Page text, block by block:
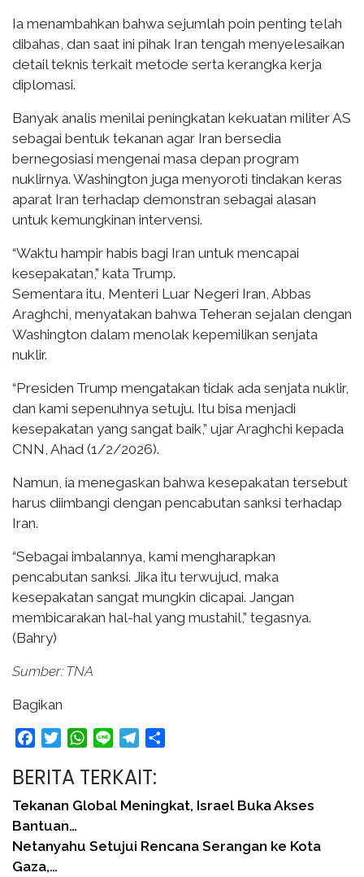
Ia menambahkan bahwa sejumlah poin penting telah
dibahas, dan saat ini pihak Iran tengah menyelesaikan
detail teknis terkait metode serta kerangka kerja
diplomasi.
Banyak analis menilai peningkatan kekuatan militer AS
sebagai bentuk tekanan agar Iran bersedia
bernegosiasi mengenai masa depan program
nuklirnya. Washington juga menyoroti tindakan keras
aparat Iran terhadap demonstran sebagai alasan
untuk kemungkinan intervensi.
“Waktu hampir habis bagi Iran untuk mencapai
kesepakatan,” kata Trump.
Sementara itu, Menteri Luar Negeri Iran, Abbas
Araghchi, menyatakan bahwa Teheran sejalan dengan
Washington dalam menolak kepemilikan senjata
nuklir.
“Presiden Trump mengatakan tidak ada senjata nuklir,
dan kami sepenuhnya setuju. Itu bisa menjadi
kesepakatan yang sangat baik,” ujar Araghchi kepada
CNN, Ahad (1/2/2026).
Namun, ia menegaskan bahwa kesepakatan tersebut
harus diimbangi dengan pencabutan sanksi terhadap
Iran.
“Sebagai imbalannya, kami mengharapkan
pencabutan sanksi. Jika itu terwujud, maka
kesepakatan sangat mungkin dicapai. Jangan
membicarakan hal-hal yang mustahil,” tegasnya.
(Bahry)
Sumber: TNA
Bagikan
FacebookTwitterWhatsApp
Line Telegram
BERITA TERKAIT:
Tekanan Global Meningkat, Israel Buka Akses
Bantuan…
Netanyahu Setujui Rencana Serangan ke Kota
Gaza,…